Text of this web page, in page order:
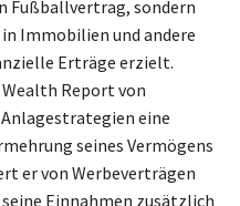
Fußballvertrag, sondern
Immobilien und andere
Erträge erzielt.
Report von
eine
seines Vermögens
er von Werbeverträgen
Einnahmen zusätzlich